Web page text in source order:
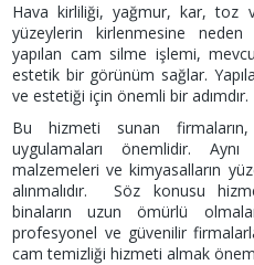
Hava kirliliği, yağmur, kar, toz
yüzeylerin kirlenmesine
yapılan cam silme işlemi,
estetik bir görünüm sağlar.
ve estetiği için önemli bir adımdır.
Bu hizmeti sunan
uygulamaları önemlidir.
malzemeleri ve kimyasalların
alınmalıdır. Söz konusu
binaların uzun ömürlü
profesyonel ve güvenilir
cam temizliği hizmeti almak